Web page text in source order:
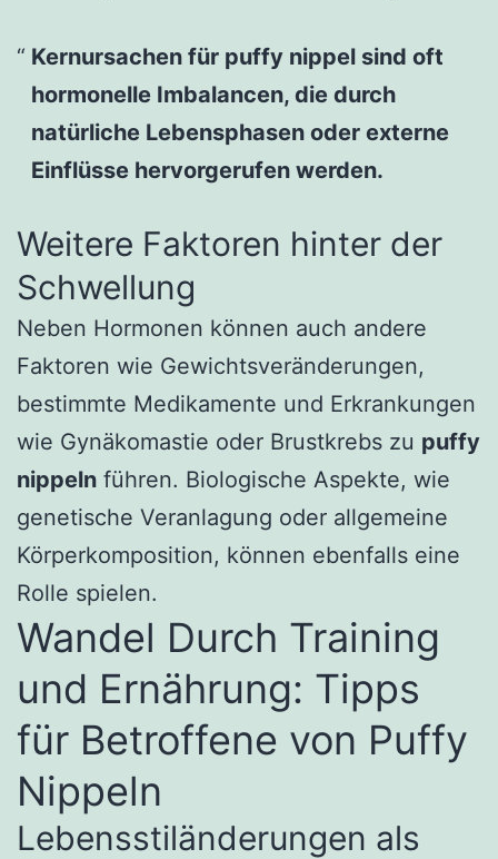
Kernursachen für puffy nippelsind oft
hormonelle Imbalancen, die durch
natürliche Lebensphasen oder externe
Einflüsse hervorgerufen werden.
Weitere Faktoren hinter der
Schwellung
Neben Hormonen können auch andere
Faktoren wie Gewichtsveränderungen,
bestimmte Medikamente und Erkrankungen
wie Gynäkomastie oder Brustkrebs zu puffy
nippeln führen. Biologische Aspekte, wie
genetische Veranlagung oder allgemeine
Körperkomposition, können ebenfalls eine
Rolle spielen.
Wandel Durch Training
und Ernährung: Tipps
für Betroffene von Puffy
Nippeln
Lebensstiländerungen als